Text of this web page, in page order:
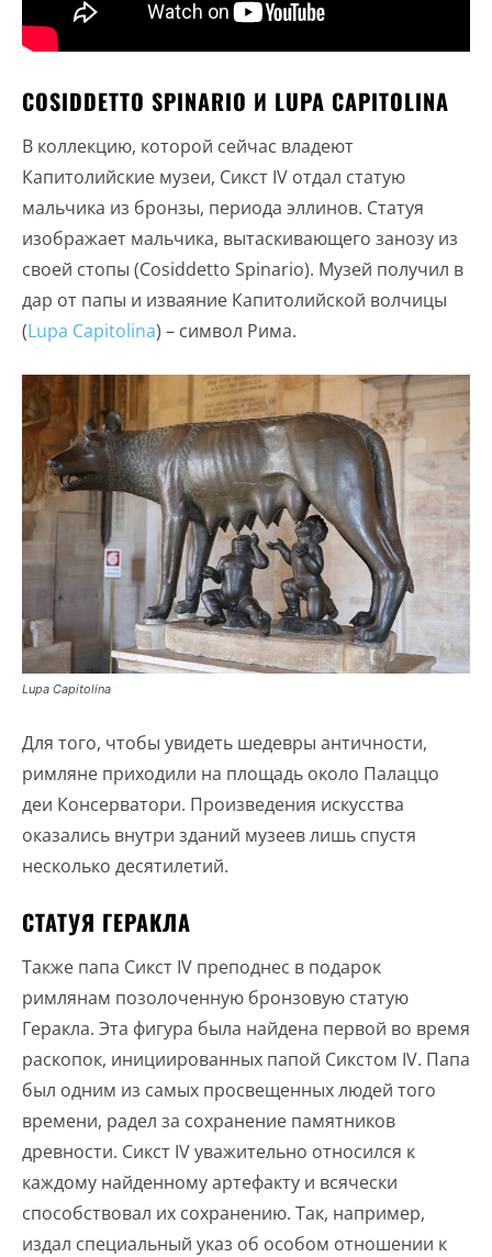
COSIDDETTO SPINARIO И LUPA CAPITOLINA
В коллекцию, которой сейчас владеют
Капитолийские музеи, Сикст IV отдал статую
мальчика из бронзы, периода эллинов. Статуя
изображает мальчика, вытаскивающего занозу из
своей стопы (Cosiddetto Spinario). Музей получил в
дар от папы и изваяние Капитолийской волчицы
(Lupa Capitolina) – символ Рима.
Lupa Capitolina
Для того, чтобы увидеть шедевры античности,
римляне приходили на площадь около Палаццо
деи Консерватори. Произведения искусства
оказались внутри зданий музеев лишь спустя
несколько десятилетий.
СТАТУЯ ГЕРАКЛА
Также папа Сикст IV преподнес в подарок
римлянам позолоченную бронзовую статую
Геракла. Эта фигура была найдена первой во время
раскопок, инициированных папой Сикстом IV. Папа
был одним из самых просвещенных людей того
времени, радел за сохранение памятников
древности. Сикст IV уважительно относился к
каждому найденному артефакту и всячески
способствовал их сохранению. Так, например,
издал специальный указ об особом отношении к